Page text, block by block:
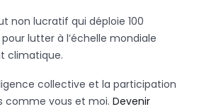
non lucratif qui déploie 100
lutter à l’échelle mondiale
climatique.
collective et la participation
comme vous et moi. Devenir